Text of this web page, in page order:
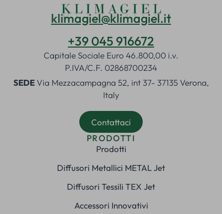
klimagiel@klimagiel.it
+39 045 916672
Capitale Sociale Euro 46.800,00 i.v.
P.IVA/C.F. 02868700234
SEDEVia Mezzacampagna 52, int 37- 37135 Verona,
Italy
Contattaci
PRODOTTI
Prodotti
Diffusori Metallici METAL Jet
Diffusori Tessili TEX Jet
Accessori Innovativi